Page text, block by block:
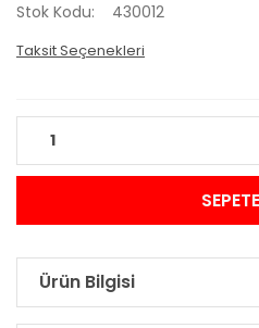
Stok Kodu 430012
Taksit Seçenekleri
Ürün Bilgisi